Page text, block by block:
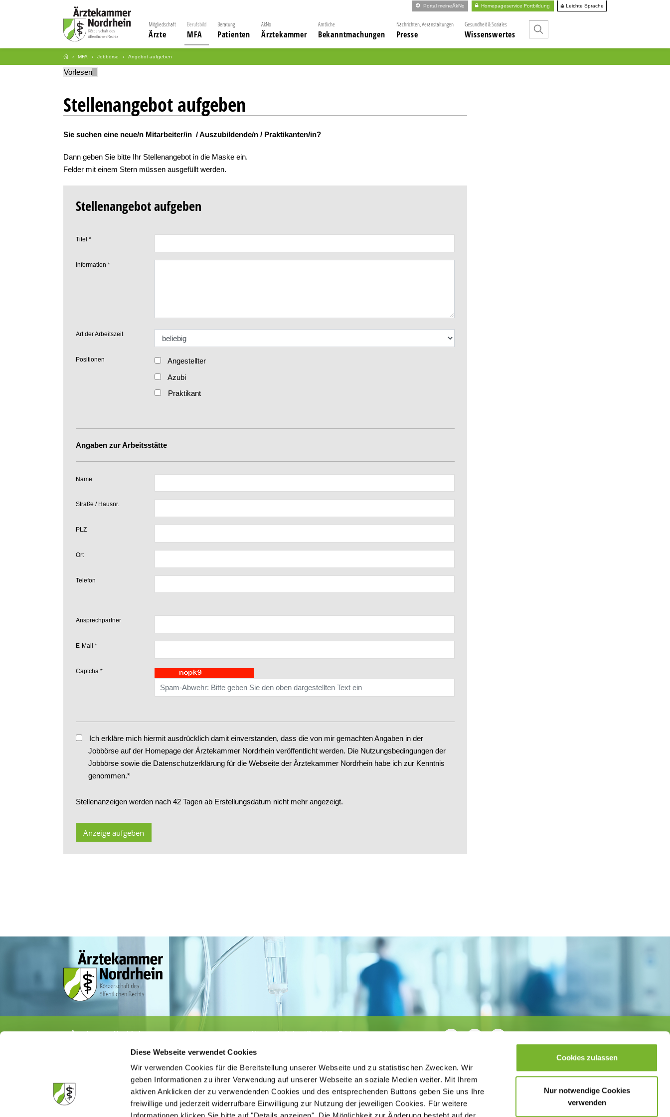
Diese Webseite verwendet Cookies
Wir verwenden Cookies für die Bereitstellung unserer Webseite und zu statistischen Zwecken. Wir
geben Informationen zu ihrer Verwendung auf unserer Webseite an soziale Medien weiter. Mit Ihrem
aktiven Anklicken der zu verwendenden Cookies und des entsprechenden Buttons geben Sie uns Ihre
freiwillige und jederzeit widerrufbare Einwilligung zur Nutzung der jeweiligen Cookies. Für weitere
Cookies zulassen
Nur notwendige Cookies
verwenden
Portal meineÄkNo Homepageservice Fortbildung Leichte Sprache
Mitgliedschaft
Ärzte
Berufsbild
MFA
Beratung
Patienten
ÄkNo
Ärztekammer
Amtliche
Bekanntmachungen
Nachrichten, Veranstaltungen
Presse
Gesundheit & Soziales
Wissenswertes
MFA Jobbörse Angebot aufgeben
Vorlesen
Stellenangebot aufgeben
Sie suchen eine neue/n Mitarbeiter/in / Auszubildende/n / Praktikanten/in?
Dann geben Sie bitte Ihr Stellenangebot in die Maske ein.
Felder mit einem Stern müssen ausgefüllt werden.
Stellenangebot aufgeben
Titel
Information
Art der Arbeitszeit
Positionen
Angestellter
Azubi
Praktikant
Angaben zur Arbeitsstätte
Name
Straße / Hausnr.
PLZ
Ort
Telefon
Ansprechpartner
E-Mail
Captcha
Ich erkläre mich hiermit ausdrücklich damit einverstanden, dass die von mir gemachten Angaben in der
Jobbörse auf der Homepage der Ärztekammer Nordrhein veröffentlicht werden. Die Nutzungsbedingungen der
Jobbörse sowie die Datenschutzerklärung für die Webseite der Ärztekammer Nordrhein habe ich zur Kenntnis
genommen.*
Stellenanzeigen werden nach 42 Tagen ab Erstellungsdatum nicht mehr angezeigt.
Ärztekammer Nordrhein
· Fax 0211 / 4302 2009
aerztekammer@aekno.de
Körperschaft des öffentlichen Rechts